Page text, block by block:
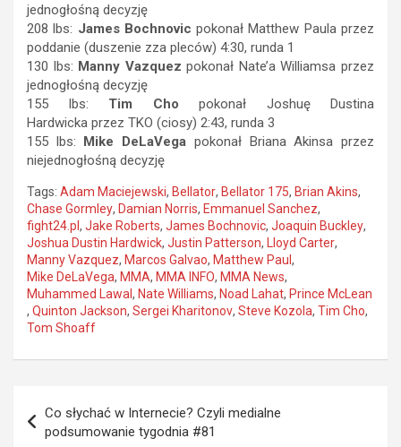
jednogłośną decyzję
208 lbs: James Bochnovic pokonał Matthew Paula przez
poddanie (duszenie zza pleców) 4:30, runda 1
130 lbs: Manny Vazquez pokonał Nate’a Williamsa przez
jednogłośną decyzję
155 lbs: Tim Cho pokonał Joshuę Dustina
Hardwicka przez TKO (ciosy) 2:43, runda 3
155 lbs: Mike DeLaVega pokonał Briana Akinsa przez
niejednogłośną decyzję
Tags: Adam Maciejewski, Bellator, Bellator 175, Brian Akins,
Chase Gormley, Damian Norris, Emmanuel Sanchez,
fight24.pl , Jake Roberts, James Bochnovic, Joaquin Buckley,
Joshua Dustin Hardwick, Justin Patterson, Lloyd Carter,
Manny Vazquez, Marcos Galvao, Matthew Paul ,
Mike DeLaVega, MMA, MMA INFO, MMA News,
Muhammed Lawal , Nate Williams, Noad Lahat, Prince McLean
, Quinton Jackson, Sergei Kharitonov, Steve Kozola, Tim Cho,
Tom Shoaff
wpisu
Co słychać w Internecie? Czyli medialne
podsumowanie tygodnia #81